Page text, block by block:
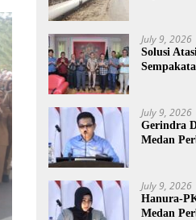
July 9, 2026
Solusi
July 9, 2026
Gerindra
Medan
July 9, 2026
Hanura-
Medan